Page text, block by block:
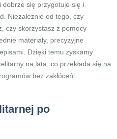
dobrze się przygotuje się i
Niezależnie od tego, czy
czy skorzystasz z pomocy
materiały, precyzyjne
Dzięki temu zyskamy
na lata, co przekłada się na
bez zakłóceń.
po